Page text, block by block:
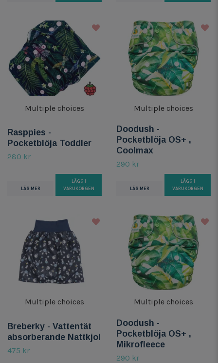
Multiple choices
Rasppies -
Pocketblöja Toddler
280 kr
LÄS MER
LÄGG I
VARUKORGEN
Multiple choices
Doodush -
Pocketblöja OS+ ,
Coolmax
290 kr
LÄS MER
LÄGG I
VARUKORGEN
Multiple choices
Breberky - Vattentät
absorberande Nattkjol
475 kr
Multiple choices
Doodush -
Pocketblöja OS+ ,
Mikrofleece
290 kr